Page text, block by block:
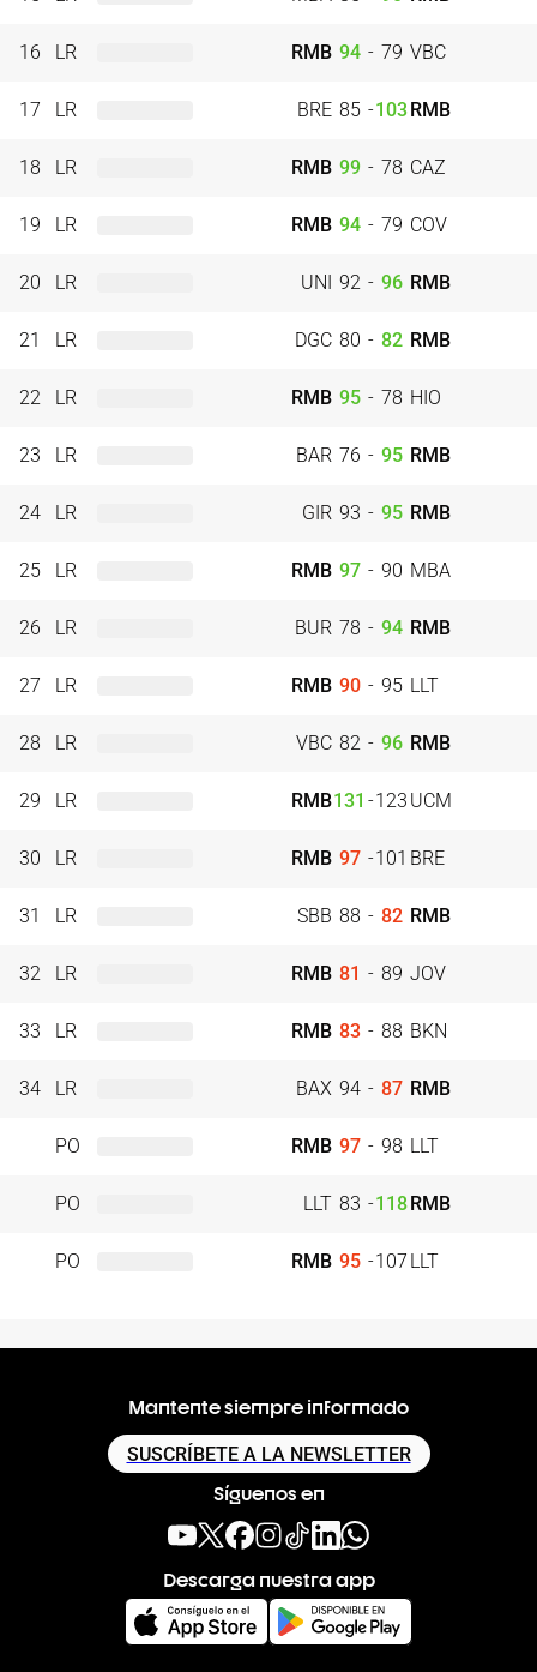
16 LR RMB 94 - 79 VBC
17 LR BRE 85 -103RMB
18 LR RMB 99 - 78 CAZ
19 LR RMB 94 - 79 COV
20 LR UNI 92 - 96 RMB
21 LR DGC 80 - 82 RMB
22 LR RMB 95 - 78 HIO
23 LR BAR 76 - 95 RMB
24 LR GIR 93 - 95 RMB
25 LR RMB 97 - 90 MBA
26 LR BUR 78 - 94 RMB
27 LR RMB 90 - 95 LLT
28 LR VBC 82 - 96 RMB
29 LR RMB131 -123 UCM
30 LR RMB 97 -101 BRE
31 LR SBB 88 - 82 RMB
32 LR RMB 81 - 89 JOV
33 LR RMB 83 - 88 BKN
34 LR BAX 94 - 87 RMB
PO RMB 97 - 98 LLT
PO LLT 83 -118RMB
PO RMB 95 -107 LLT
Mantente siempre informado
SUSCRÍBETE A LA NEWSLETTER
Síguenos en
Descarga nuestra app